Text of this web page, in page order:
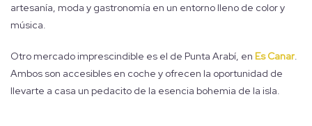
artesanía, moda y gastronomía en un entorno lleno de color y
música.
Otro mercado imprescindible es el de Punta Arabí, en Es Canar.
Ambos son accesibles en coche y ofrecen la oportunidad de
llevarte a casa un pedacito de la esencia bohemia de la isla.